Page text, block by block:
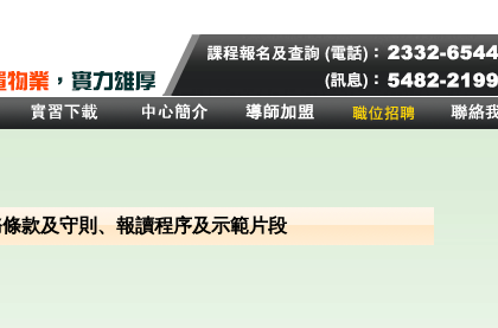
款及守則、報讀程序及示範片段